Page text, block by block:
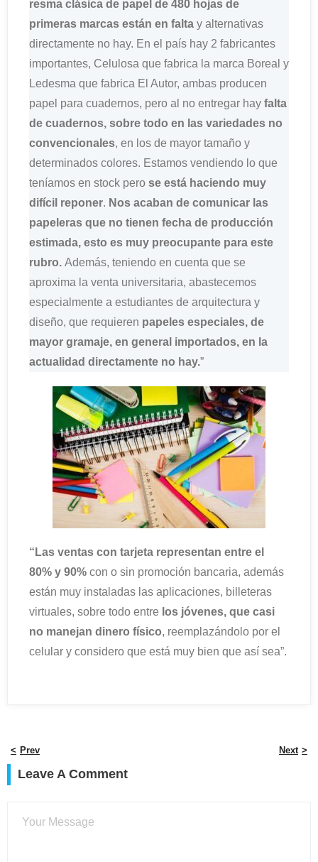
resma clásica de papel de 480 hojas de
primeras marcas están en falta y alternativas
directamente no hay. En el país hay 2 fabricantes
importantes, Celulosa que fabrica la marca Boreal y
Ledesma que fabrica El Autor, ambas producen
papel para cuadernos, pero al no entregar hay falta
de cuadernos, sobre todo en las variedades no
convencionales, en los de mayor tamaño y
determinados colores. Estamos vendiendo lo que
teníamos en stock pero se está haciendo muy
difícil reponer. Nos acaban de comunicar las
papeleras que no tienen fecha de producción
estimada, esto es muy preocupante para este
rubro. Además, teniendo en cuenta que se
aproxima la venta universitaria, abastecemos
especialmente a estudiantes de arquitectura y
diseño, que requieren papeles especiales, de
mayor gramaje, en general importados, en la
actualidad directamente no hay.”
“Las ventas con tarjeta representan entre el
80% y 90% con o sin promoción bancaria, además
están muy instaladas las aplicaciones, billeteras
virtuales, sobre todo entre los jóvenes, que casi
no manejan dinero físico, reemplazándolo por el
celular y considero que está muy bien que así sea”.
Prev Next
Leave A Comment